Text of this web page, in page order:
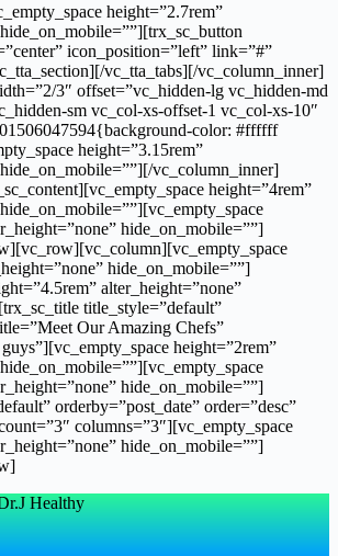
height=”2.7rem”
icon_position=”left” link=”#”
vc_tta_tabs][/vc_column_inner]
3″ offset=”vc_hidden-lg vc_hidden-md
sm vc_col-xs-offset-1 vc_col-xs-10″
color: #ffffff
height=”3.15rem”
vc_column_inner]
height=”4rem”
hide_on_mobile=””]
hide_on_mobile=””]
alter_height=”none”
title_style=”default”
Our Amazing Chefs”
height=”2rem”
hide_on_mobile=””]
orderby=”post_date” order=”desc”
columns=”3″][vc_empty_space
hide_on_mobile=””]
Healthy